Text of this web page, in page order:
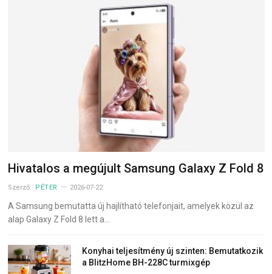
Hivatalos a megújult Samsung Galaxy Z Fold 8
Szerző: PÉTER 2026-07-22
A Samsung bemutatta új hajlítható telefonjait, amelyek közül az
alap Galaxy Z Fold 8 lett a…
Konyhai teljesítmény új szinten: Bemutatkozik
a BlitzHome BH-228C turmixgép